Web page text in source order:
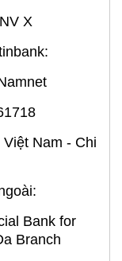
X
Nam - Chi
Bank for
Branch